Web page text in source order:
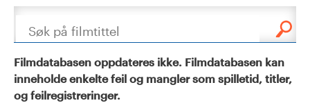
Søk
Filmdatabasen oppdateres ikke. Filmdatabasen kan
inneholde enkelte feil og mangler som spilletid, titler,
og feilregistreringer.